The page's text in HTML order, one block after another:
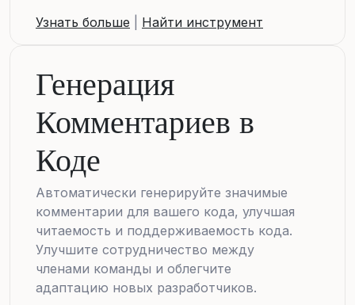
Узнать больше
Найти инструмент
Генерация
Комментариев в
Коде
Автоматически генерируйте значимые
комментарии для вашего кода, улучшая
читаемость и поддерживаемость кода.
Улучшите сотрудничество между
членами команды и облегчите
адаптацию новых разработчиков.